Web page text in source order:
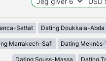
Settat Dating Doukkala-Abda
Marrakech-Safi Dating
Dating Souss-Massa Dating